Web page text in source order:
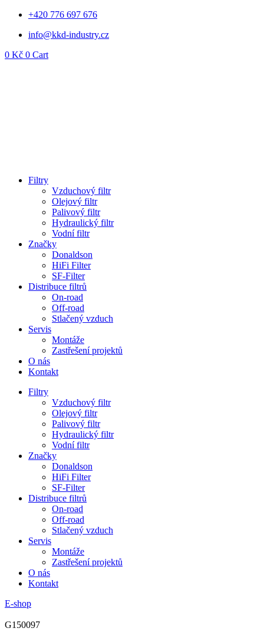
Přejít
obsahu
+420 776 697 676
info@kkd-industry.cz
0 Kč 0 Cart
Filtry
Vzduchový filtr
Olejový filtr
Palivový filtr
Hydraulický filtr
Vodní filtr
Značky
Donaldson
HiFi Filter
SF-Filter
Distribuce filtrů
On-road
Off-road
Stlačený vzduch
Servis
Montáže
Zastřešení projektů
O nás
Kontakt
Filtry
Vzduchový filtr
Olejový filtr
Palivový filtr
Hydraulický filtr
Vodní filtr
Značky
Donaldson
HiFi Filter
SF-Filter
Distribuce filtrů
On-road
Off-road
Stlačený vzduch
Servis
Montáže
Zastřešení projektů
O nás
Kontakt
E-shop
G150097